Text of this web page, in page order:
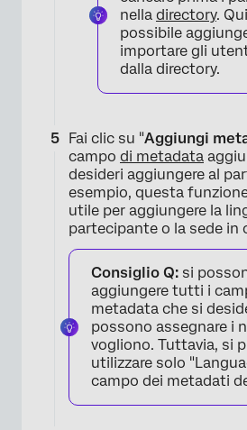
nella directory.
possibile
importare gli
dalla directory.
Fai clic su "Aggiungi
campo di metadata
desideri aggiungere al
esempio, questa
utile per aggiungere la
partecipante o la sede in
Consiglio Q: si
aggiungere tutti i
metadata che si
possono assegnare i
vogliono. Tuttavia, si
utilizzare solo
campo dei metadati